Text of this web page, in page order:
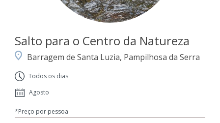
Salto para o Centro da Natureza
Barragem de Santa Luzia, Pampilhosa da Serra
Todos os dias
Agosto
*Preço por pessoa